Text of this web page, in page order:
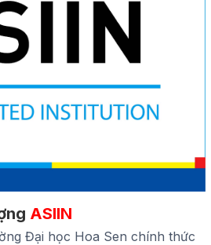
ASIIN
Đại học Hoa Sen chính thức